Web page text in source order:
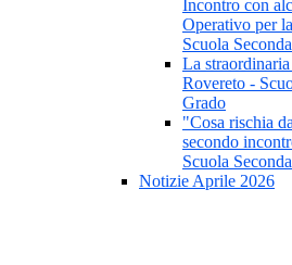
Incontro con
Operativo per
Scuola
La
Rovereto -
Grado
"Cosa rischia
secondo
Scuola
Notizie Aprile 2026